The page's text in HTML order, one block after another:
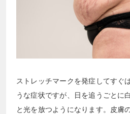
ストレッチマークを発症してすぐ
うな症状ですが、日を追うごとに
と光を放つようになります。皮膚